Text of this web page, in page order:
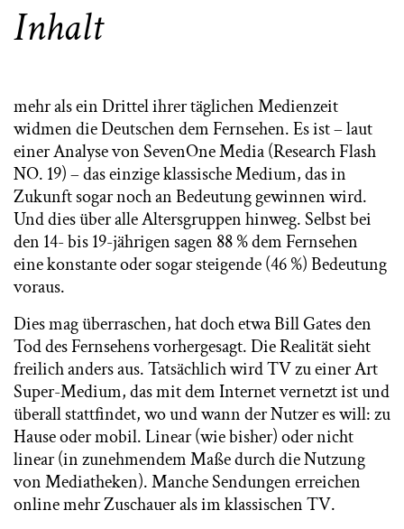
Inhalt
mehr als ein Drittel ihrer täglichen Medienzeit
widmen die Deutschen dem Fernsehen. Es ist – laut
einer Analyse von SevenOne Media (Research Flash
NO. 19) – das einzige klassische Medium, das in
Zukunft sogar noch an Bedeutung gewinnen wird.
Und dies über alle Altersgruppen hinweg. Selbst bei
den 14- bis 19-jährigen sagen 88 % dem Fernsehen
eine konstante oder sogar steigende (46 %) Bedeutung
voraus.
Dies mag überraschen, hat doch etwa Bill Gates den
Tod des Fernsehens vorhergesagt. Die Realität sieht
freilich anders aus. Tatsächlich wird TV zu einer Art
Super-Medium, das mit dem Internet vernetzt ist und
überall stattfindet, wo und wann der Nutzer es will: zu
Hause oder mobil. Linear (wie bisher) oder nicht
linear (in zunehmendem Maße durch die Nutzung
von Mediatheken). Manche Sendungen erreichen
online mehr Zuschauer als im klassischen TV.